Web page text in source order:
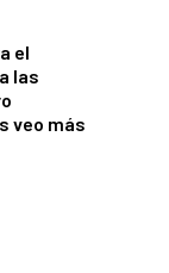
el
las
veo más